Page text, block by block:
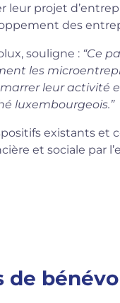
projet
des
souligne : “Ce
les
leur activité
luxembourgeois.”
existants et
et sociale par
de